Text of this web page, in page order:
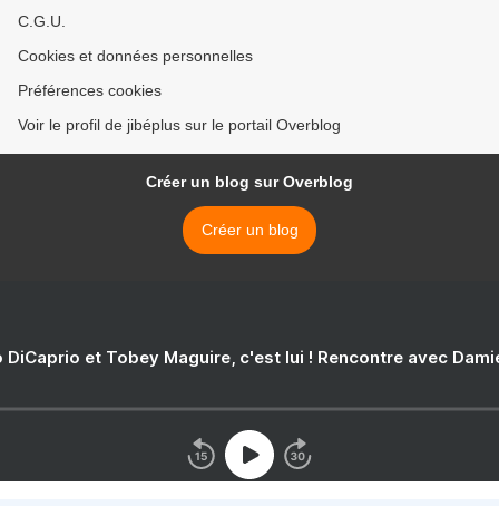
C.G.U.
Cookies et données personnelles
Préférences cookies
Voir le profil de jibéplus sur le portail Overblog
Créer un blog sur Overblog
Créer un blog
DiCaprio et Tobey Maguire, c'est lui ! Rencontre avec